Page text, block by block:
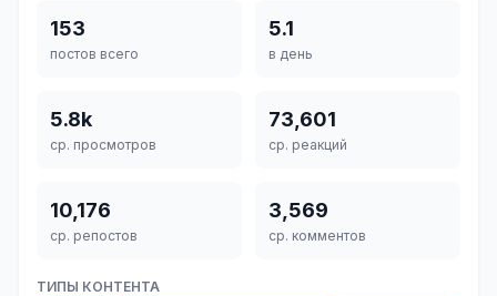
153
постов всего
5.1
в день
5.8k
ср. просмотров
73,601
ср. реакций
10,176
ср. репостов
3,569
ср. комментов
ТИПЫ КОНТЕНТА